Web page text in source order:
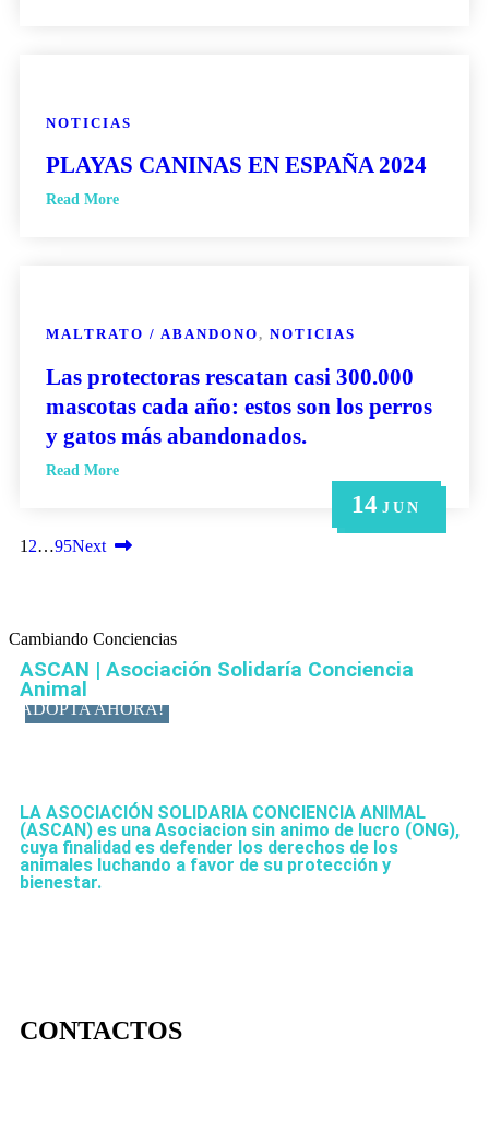
14 JUN
6 MAY
6 MAY
21 JUN
NOTICIAS
PLAYAS CANINAS EN ESPAÑA 2024
Read More
14 JUN
MALTRATO / ABANDONO, NOTICIAS
Las protectoras rescatan casi 300.000
mascotas cada año: estos son los perros
y gatos más abandonados.
Read More
1 2…95Next
Cambiando Conciencias
ASCAN | Asociación Solidaría Conciencia
Animal
ADOPTA AHORA!
LA ASOCIACIÓN SOLIDARIA CONCIENCIA ANIMAL
(ASCAN) es una Asociacion sin animo de lucro (ONG),
cuya finalidad es defender los derechos de los
animales luchando a favor de su protección y
bienestar.
CONTACTOS